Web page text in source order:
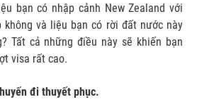
bạn có nhập cảnh New Zealand với
không và liệu bạn có rời đất nước này
Tất cả những điều này sẽ khiến bạn
visa rất cao.
đi thuyết phục.